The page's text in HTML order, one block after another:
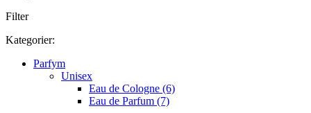
Filter
Kategorier:
Parfym
Unisex
Eau de Cologne (6)
Eau de Parfum (7)